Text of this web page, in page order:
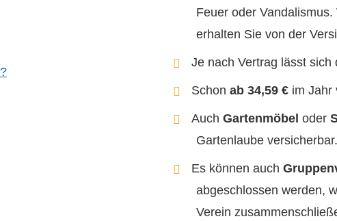
Feuer oder
erhalten Sie von der
Je nach Vertrag lässt sich
Schon ab 34,59 € im Jahr
Auch Gartenmöbel oder
Gartenlaube versicherbar.
Es können auch
abgeschlossen werden,
Verein